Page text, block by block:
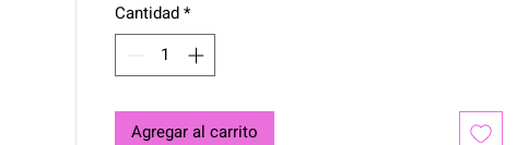
Cantidad*
Agregar al carrito